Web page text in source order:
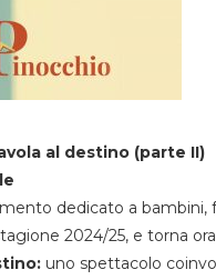
al destino (parte II)
dedicato a
2024/25, e torna
uno spettacolo